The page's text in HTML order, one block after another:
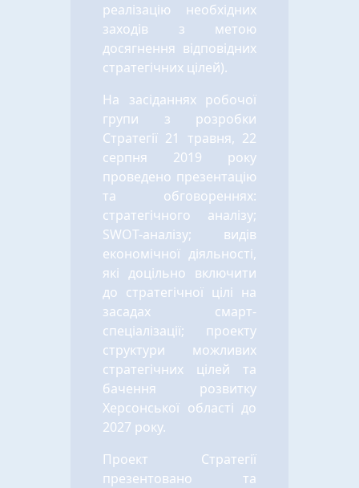
реалізацію необхідних
заходів з метою
досягнення відповідних
стратегічних цілей).
На засіданнях робочої
групи з розробки
Стратегії 21 травня, 22
серпня 2019 року
проведено презентацію
та обговореннях:
стратегічного аналізу;
SWOT-аналізу; видів
економічної діяльності,
які доцільно включити
до стратегічної цілі на
засадах смарт-
спеціалізації; проекту
структури можливих
стратегічних цілей та
бачення розвитку
Херсонської області до
2027 року.
Проект Стратегії
презентовано та